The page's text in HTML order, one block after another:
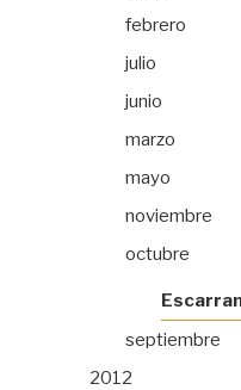
febrero
julio
junio
marzo
mayo
noviembre
octubre
septiembre
2012